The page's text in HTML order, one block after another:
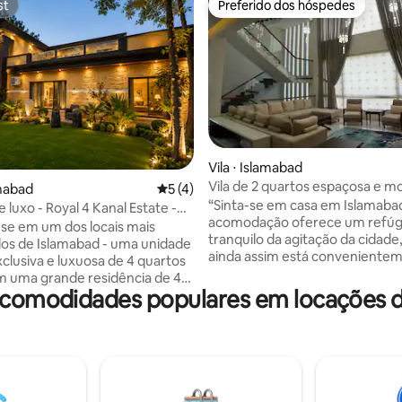
de 5, 43 avaliações
5 de uma avaliação média de 5, 4
5 (4)
luxo - Royal 4 Kanal Estate -
Rd
em um dos locais mais
de Islamabad - uma unidade
e luxuosa de 4 quartos
uma grande residência de 4
na Main Margalla Road, F-8/2.
é verdadeiramente
em um ambiente
Preferido dos hóspedes
Preferido dos hóspedes
Vila ⋅ Islamabad
Vila de 2 quartos espaçosa e
em DHA-V, Islamabad
“Sinta-se em casa em
acomodação oferece um
tranquilo da agitação da
ainda assim está
estiver visitando Islamabad a
a lazer, nosso espaço é o
verdejante perfeito para relaxar
tempo ao ar livre. Reserve sua
populares em locações